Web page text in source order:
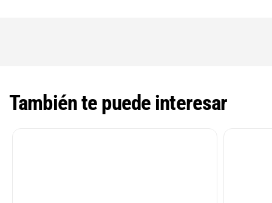
También te puede interesar